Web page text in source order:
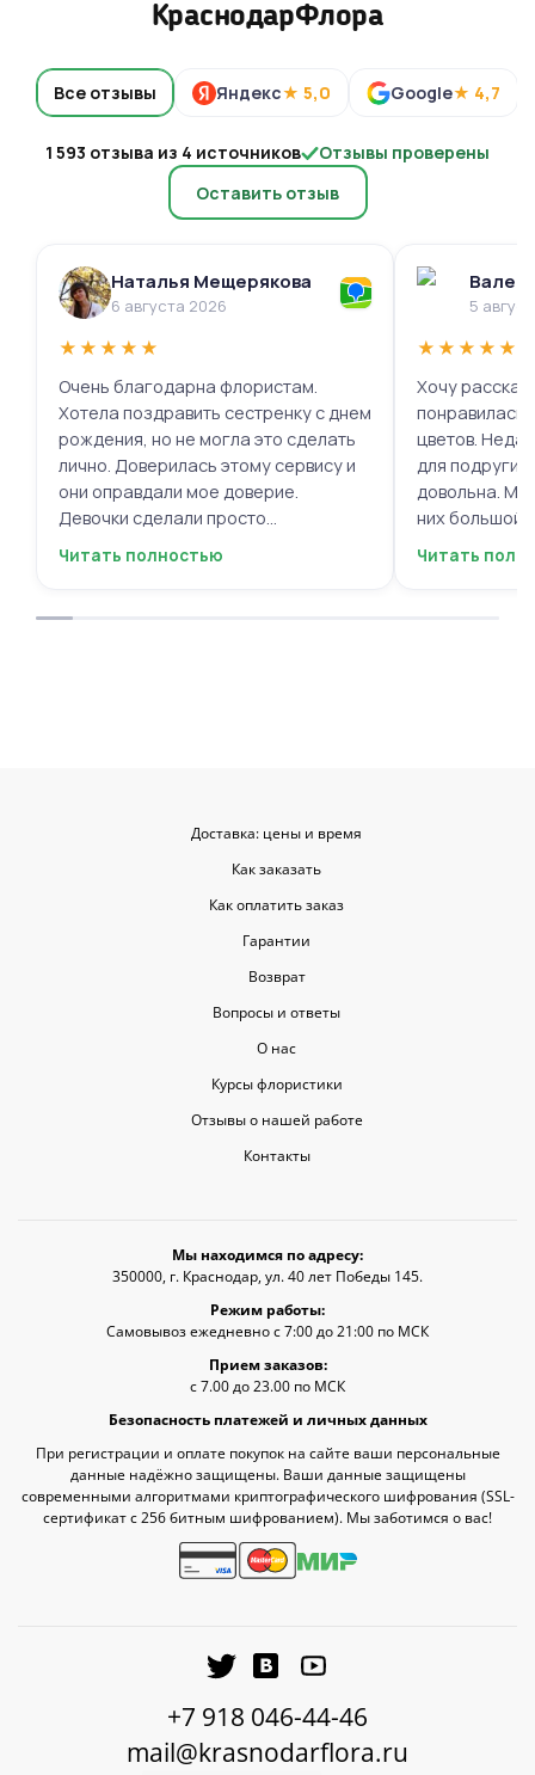
КраснодарФлора
Все отзывы Яндекс★ 5,0 Google★ 4,7
1 593 отзыва из 4 источников
Отзывы проверены
Оставить отзыв
Наталья Мещерякова
6 августа 2026
★★★★★
Очень благодарна флористам.
Хотела поздравить сестренку с днем
рождения, но не могла это сделать
лично. Доверилась этому сервису и
они оправдали мое доверие.
Девочки сделали просто
фантастическую цветочную
для согласования. Все заботливо
Читать полностью
5
★★★★★
Хочу
понравилась
цветов.
для подруги,
довольна.
них большой
композиций,
Читать
Доставка: цены и время
Как заказать
Как оплатить заказ
Гарантии
Возврат
Вопросы и ответы
О нас
Курсы флористики
Отзывы о нашей работе
Контакты
Мы находимся по адресу:
350000, г. Краснодар, ул. 40 лет Победы 145.
Режим работы:
Самовывоз ежедневно с 7:00 до 21:00 по МСК
Прием заказов:
с 7.00 до 23.00 по МСК
Безопасность платежей и личных данных
При регистрации и оплате покупок на сайте ваши персональные
данные надёжно защищены. Ваши данные защищены
современными алгоритмами криптографического шифрования (SSL-
сертификат c 256 битным шифрованием). Мы заботимся о вас!
+7 918 046-44-46
mail@krasnodarflora.ru